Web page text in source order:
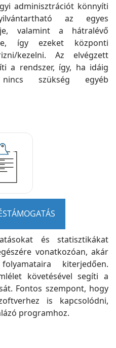
adminisztrációt könnyíti
az egyes
valamint a hátralévő
így ezeket központi
kezelni. Az elvégzett
a rendszer, így, ha idáig
szükség egyéb
és statisztikákat
vonatkozóan, akár
kiterjedően.
követésével segíti a
Fontos szempont, hogy
is kapcsolódni,
programhoz.